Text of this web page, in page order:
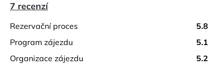
7 recenzí
rezervační proces
5.8
program zájezdu
5.1
organizace zájezdu
5.2